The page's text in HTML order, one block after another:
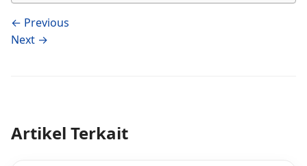
← Previous
Next →
Artikel Terkait